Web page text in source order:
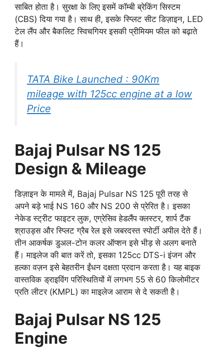
साबित होता है। सुरक्षा के लिए इसमें कॉम्बी ब्रेकिंग सिस्टम
(CBS) दिया गया है। साथ ही, इसके स्प्लिट सीट डिज़ाइन, LED
टेल लैंप और बैकलिट स्विचगियर इसकी प्रीमियम फील को बढ़ाते
हैं।
TATA Bike Launched : 90Km
mileage with 125cc engine at a low
Price
Bajaj Pulsar NS 125
Design & Mileage
डिज़ाइन के मामले में, Bajaj Pulsar NS 125 पूरी तरह से
अपने बड़े भाई NS 160 और NS 200 से प्रेरित है। इसका
नेकेड स्ट्रीट फाइटर लुक, एग्रेसिव हेडलैंप क्लस्टर, शार्प टैंक
श्राउड्स और स्प्लिट ग्रैब रेल इसे जबरदस्त स्पोर्टी अपील देते हैं।
तीन आकर्षक डुअल-टोन कलर ऑप्शन इसे भीड़ से अलग बनाते
हैं। माइलेज की बात करें तो, इसका 125cc DTS-i इंजन और
हल्का वज़न इसे बेहतरीन ईंधन दक्षता प्रदान करता है। यह बाइक
वास्तविक ड्राइविंग परिस्थितियों में लगभग 55 से 60 किलोमीटर
प्रति लीटर (KMPL) का माइलेज आराम से दे सकती है।
Bajaj Pulsar NS 125
Engine